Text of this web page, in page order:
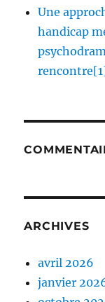
Une
handicap
ARCHIVES
avril 2026
janvier